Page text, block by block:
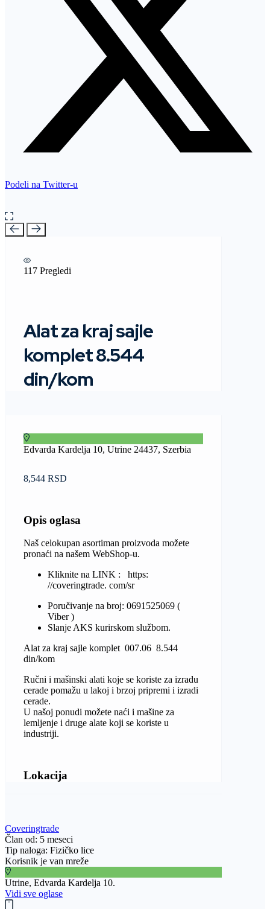
Podeli na Twitter-u
117 Pregledi
Alat za kraj sajle
komplet 8.544
din/kom
Edvarda Kardelja 10, Utrine 24437, Szerbia
8,544 RSD
Opis oglasa
Naš celokupan asortiman proizvoda možete
pronaći na našem WebShop-u.
Kliknite na LINK : https:
//coveringtrade. com/sr
Poručivanje na broj: 0691525069 (
Viber )
Slanje AKS kurirskom službom.
Alat za kraj sajle komplet 007.06 8.544
din/kom
Ručni i mašinski alati koje se koriste za izradu
cerade pomažu u lakoj i brzoj pripremi i izradi
cerade.
U našoj ponudi možete naći i mašine za
lemljenje i druge alate koji se koriste u
industriji.
Lokacija
Coveringtrade
Član od: 5 meseci
Tip naloga: Fizičko lice
Korisnik je van mreže
Utrine, Edvarda Kardelja 10.
Vidi sve oglase